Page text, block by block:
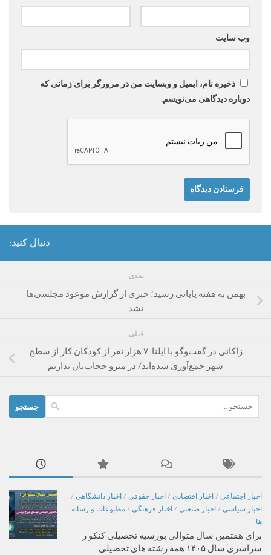
وب‌ سایت
ذخیره نام، ایمیل و وبسایت من در مرورگر برای زمانی که
دوباره دیدگاهی می‌نویسم.
دنبال کنید:
بعدی
بهمن به هفته پایانی رسید؛ خبری از گزارش موعود مجلسی‌ها
نشد
قبلی
زاکانی در گفت‌وگو با ایلنا: ۷ هزار نفر از کودکان کار از سطح
شهر جمع‌آوری شده‌اند/ در مترو حجاب‌بان نداریم
برای:
اخبار اجتماعی / اخبار اقتصادی / اخبار حقوقی / اخبار دانشگاهی /
اخبار سیاسی / اخبار صنعتی / اخبار فرهنگی / مطبوعات و رسانه
ها
برای هفتمین سال متوالی بورسیه تحصیلی کنکو ر
سراسری سال ۱۴۰۵ همه رشته های تحصیلی